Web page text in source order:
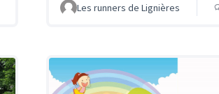
Les runners de Lignières